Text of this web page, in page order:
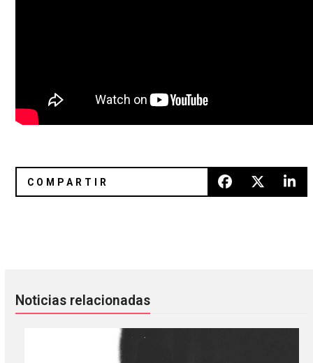
Noticias relacionadas